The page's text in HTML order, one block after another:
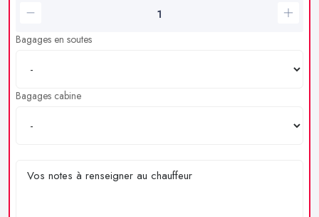
Bagages en soutes
Bagages cabine